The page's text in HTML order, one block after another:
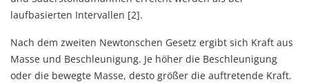
laufbasierten Intervallen [2].
Nach dem zweiten Newtonschen Gesetz ergibt sich Kraft aus
Masse und Beschleunigung. Je höher die Beschleunigung
oder die bewegte Masse, desto größer die auftretende Kraft.